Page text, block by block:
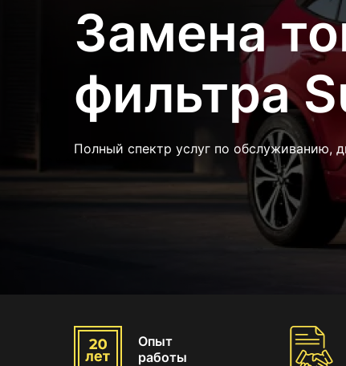
Замена
фильтра
Полный спектр услуг по обслуживанию,
Опыт
работы